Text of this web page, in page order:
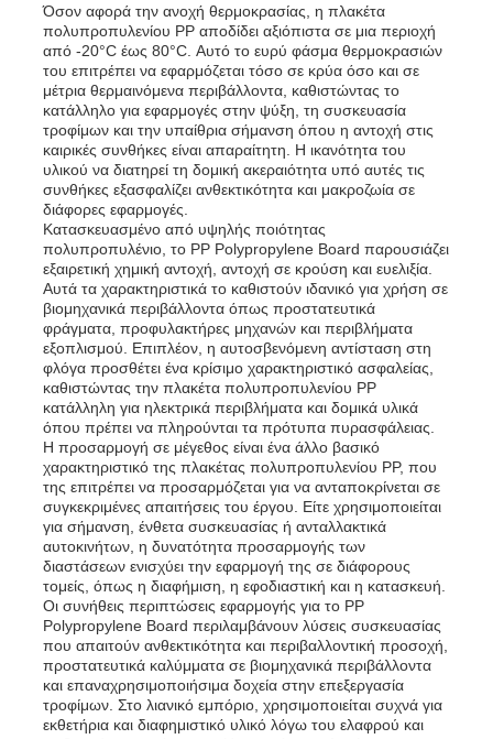
Όσον αφορά την ανοχή θερμοκρασίας, η πλακέτα
πολυπροπυλενίου PP αποδίδει αξιόπιστα σε μια περιοχή
από -20°C έως 80°C. Αυτό το ευρύ φάσμα θερμοκρασιών
του επιτρέπει να εφαρμόζεται τόσο σε κρύα όσο και σε
μέτρια θερμαινόμενα περιβάλλοντα, καθιστώντας το
κατάλληλο για εφαρμογές στην ψύξη, τη συσκευασία
τροφίμων και την υπαίθρια σήμανση όπου η αντοχή στις
καιρικές συνθήκες είναι απαραίτητη. Η ικανότητα του
υλικού να διατηρεί τη δομική ακεραιότητα υπό αυτές τις
συνθήκες εξασφαλίζει ανθεκτικότητα και μακροζωία σε
διάφορες εφαρμογές.
Κατασκευασμένο από υψηλής ποιότητας
πολυπροπυλένιο, το PP Polypropylene Board παρουσιάζει
εξαιρετική χημική αντοχή, αντοχή σε κρούση και ευελιξία.
Αυτά τα χαρακτηριστικά το καθιστούν ιδανικό για χρήση σε
βιομηχανικά περιβάλλοντα όπως προστατευτικά
φράγματα, προφυλακτήρες μηχανών και περιβλήματα
εξοπλισμού. Επιπλέον, η αυτοσβενόμενη αντίσταση στη
φλόγα προσθέτει ένα κρίσιμο χαρακτηριστικό ασφαλείας,
καθιστώντας την πλακέτα πολυπροπυλενίου PP
κατάλληλη για ηλεκτρικά περιβλήματα και δομικά υλικά
όπου πρέπει να πληρούνται τα πρότυπα πυρασφάλειας.
Η προσαρμογή σε μέγεθος είναι ένα άλλο βασικό
χαρακτηριστικό της πλακέτας πολυπροπυλενίου PP, που
της επιτρέπει να προσαρμόζεται για να ανταποκρίνεται σε
συγκεκριμένες απαιτήσεις του έργου. Είτε χρησιμοποιείται
για σήμανση, ένθετα συσκευασίας ή ανταλλακτικά
αυτοκινήτων, η δυνατότητα προσαρμογής των
διαστάσεων ενισχύει την εφαρμογή της σε διάφορους
τομείς, όπως η διαφήμιση, η εφοδιαστική και η κατασκευή.
Οι συνήθεις περιπτώσεις εφαρμογής για το PP
Polypropylene Board περιλαμβάνουν λύσεις συσκευασίας
που απαιτούν ανθεκτικότητα και περιβαλλοντική προσοχή,
προστατευτικά καλύμματα σε βιομηχανικά περιβάλλοντα
και επαναχρησιμοποιήσιμα δοχεία στην επεξεργασία
τροφίμων. Στο λιανικό εμπόριο, χρησιμοποιείται συχνά για
εκθετήρια και διαφημιστικό υλικό λόγω του ελαφρού και